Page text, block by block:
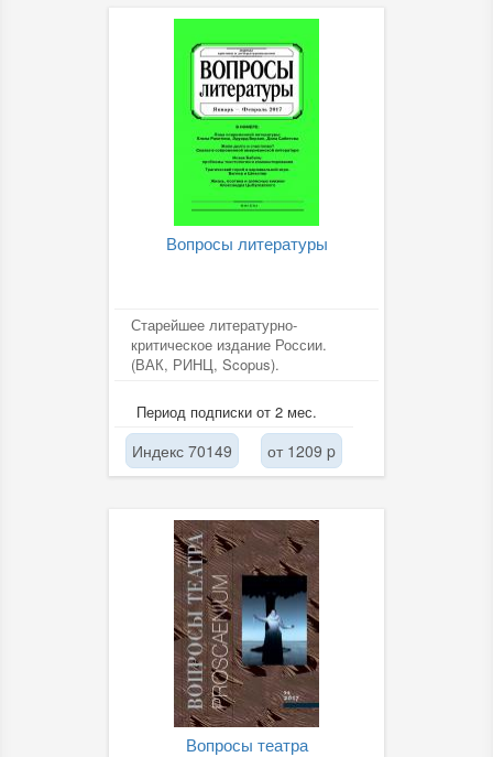
Вопросы литературы
Старейшее литературно-
критическое издание России.
(ВАК, РИНЦ, Scopus).
Период подписки от 2 мес.
Индекс 70149 от 1209 p
Вопросы театра